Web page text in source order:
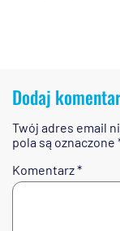
Dodaj
Twój adres email
pola są oznaczone
Komentarz*